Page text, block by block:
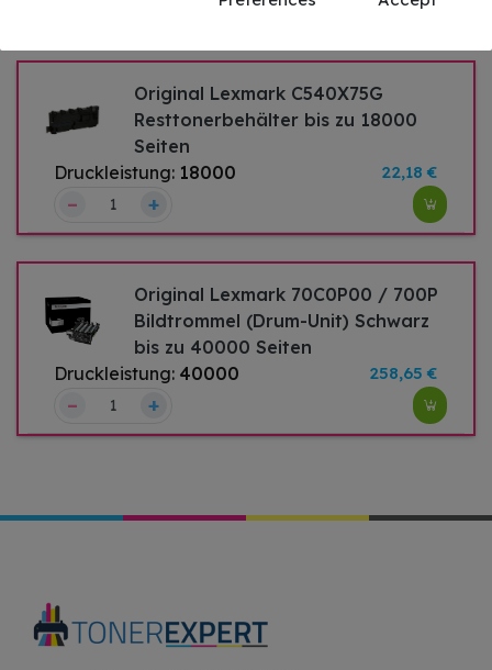
Original Lexmark C540X75G
Resttonerbehälter bis zu 18000
Seiten
Druckleistung: 18000 22,18 €
– +
Original Lexmark 70C0P00 / 700P
Bildtrommel (Drum-Unit) Schwarz
bis zu 40000 Seiten
Druckleistung: 40000 258,65 €
– +